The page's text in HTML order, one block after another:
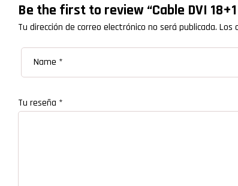
Be the first to review “Cable DVI
Tu dirección de correo electrónico no será publicada. Los
Tu reseña *